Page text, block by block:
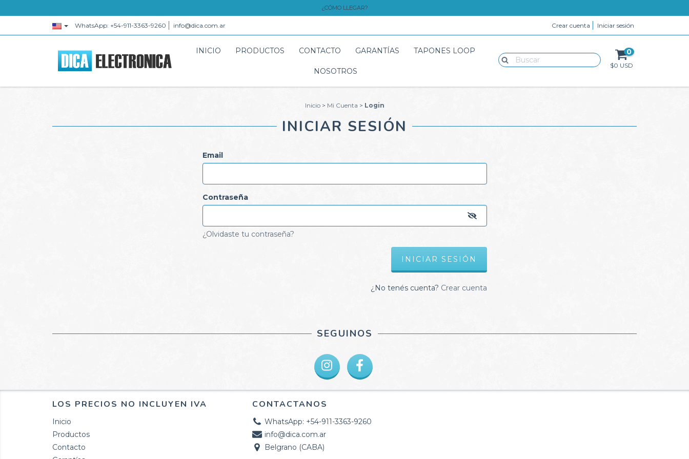
¿CÓMO LLEGAR?
WhatsApp: +54-911-3363-9260 info@dica.com.ar Crear cuenta Iniciar sesión
INICIO PRODUCTOS CONTACTO GARANTÍAS TAPONES LOOP
NOSOTROS
0
$0 USD
Inicio > Mi Cuenta > Login
INICIAR SESIÓN
Email
Contraseña
¿Olvidaste tu contraseña?
¿No tenés cuenta? Crear cuenta
SEGUINOS
LOS PRECIOS NO INCLUYEN IVA
Inicio
Productos
Contacto
CONTACTANOS
WhatsApp: +54-911-3363-9260
info@dica.com.ar
Belgrano (CABA)